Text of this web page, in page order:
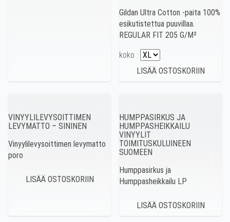
Gildan Ultra Cotton -paita 100%
esikutistettua puuvillaa.
REGULAR FIT 205 G/M²
koko :
VINYYLILEVYSOITTIMEN
LEVYMATTO – SININEN
Vinyylilevysoittimen levymatto
poro
HUMPPASIRKUS JA
HUMPPASHEIKKAILU
VINYYLIT
TOIMITUSKULUINEEN
SUOMEEN
Humppasirkus ja
Humppasheikkailu LP